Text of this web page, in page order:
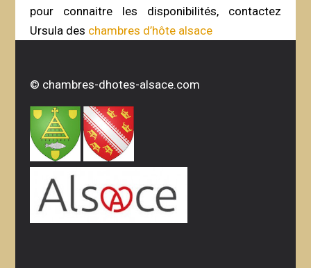
pour connaitre les disponibilités, contactez
Ursula des chambres d’hôte alsace
© chambres-dhotes-alsace.com